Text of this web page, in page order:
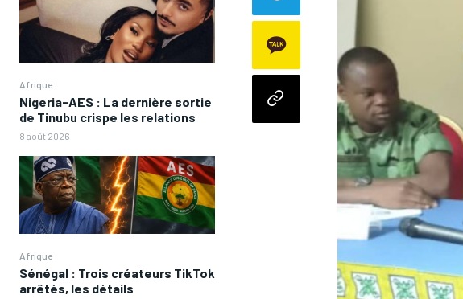
Afrique
Nigeria-AES : La dernière sortie
de Tinubu crispe les relations
8 août 2026
Afrique
Sénégal : Trois créateurs TikTok
arrêtés, les détails